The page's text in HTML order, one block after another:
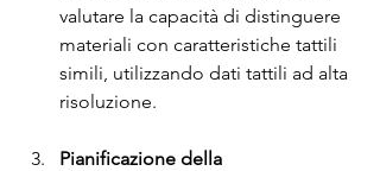
valutare la capacità di distinguere
materiali con caratteristiche tattili
simili, utilizzando dati tattili ad alta
risoluzione.
Pianificazione della